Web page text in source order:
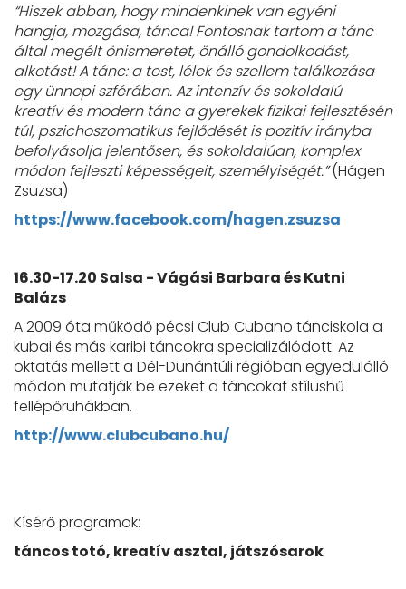
“Hiszek abban, hogy mindenkinek van egyéni
hangja, mozgása, tánca! Fontosnak tartom a tánc
által megélt önismeretet, önálló gondolkodást,
alkotást! A tánc: a test, lélek és szellem találkozása
egy ünnepi szférában. Az intenzív és sokoldalú
kreatív és modern tánc a gyerekek fizikai fejlesztésén
túl, pszichoszomatikus fejlődését is pozitív irányba
befolyásolja jelentősen, és sokoldalúan, komplex
módon fejleszti képességeit, személyiségét.”(Hágen
Zsuzsa)
https://www.facebook.com/hagen.zsuzsa
16.30-17.20 Salsa - Vágási Barbara és Kutni
Balázs
A 2009 óta működő pécsi Club Cubano tánciskola a
kubai és más karibi táncokra specializálódott. Az
oktatás mellett a Dél-Dunántúli régióban egyedülálló
módon mutatják be ezeket a táncokat stílushű
fellépőruhákban.
http://www.clubcubano.hu/
Kísérő programok:
táncos totó, kreatív asztal, játszósarok